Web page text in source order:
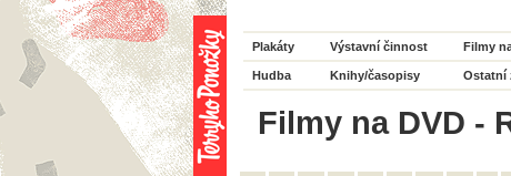
Plakáty Výstavní činnost Filmy
Hudba Knihy/časopisy Ostatní
Filmy na DVD -